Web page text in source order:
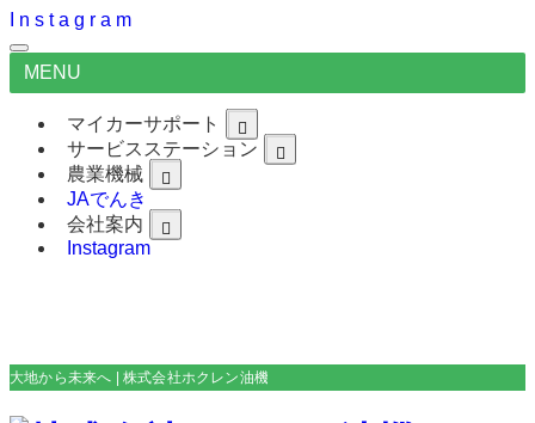
n s t a g r a m
MENU
マイカーサポート
サービスステーション
農業機械
JAでんき
会社案内
Instagram
大地から未来へ | 株式会社ホクレン油機サービス